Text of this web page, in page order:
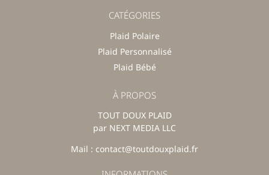
CATÉGORIES
Plaid Polaire
Plaid Personnalisé
Plaid Bébé
À PROPOS
TOUT DOUX PLAID
par NEXT MEDIA LLC
Mail : contact@toutdouxplaid.fr